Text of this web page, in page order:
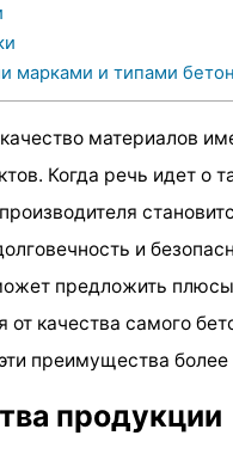
марками и типами
материалов
Когда речь идет о
и
предложить
качества самого
преимущества более
продукции